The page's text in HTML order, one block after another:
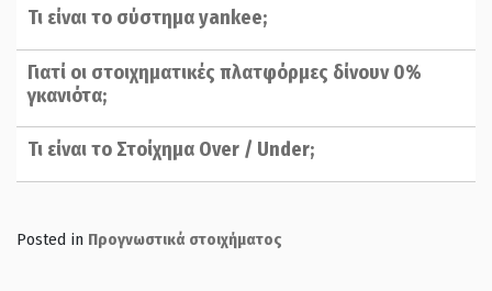
Τι είναι το σύστημα yankee;
Γιατί οι στοιχηματικές πλατφόρμες δίνουν 0%
γκανιότα;
Τι είναι το Στοίχημα Over / Under;
Posted in Προγνωστικά στοιχήματος